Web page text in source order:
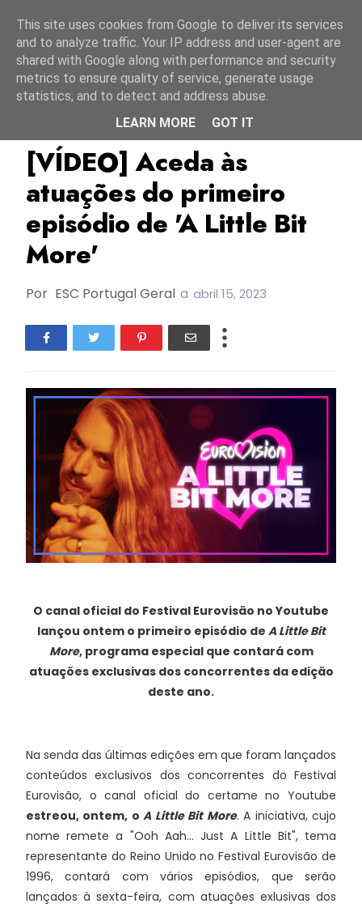
A Little Bit More ESC2023 TOP
[VÍDEO] Aceda às
atuações do primeiro
episódio de 'A Little Bit
More'
Por ESC Portugal Geral a abril 15, 2023
O canal oficial do Festival Eurovisão no Youtube
lançou ontem o primeiro episódio de A Little Bit
More, programa especial que contará com
atuações exclusivas dos concorrentes da edição
deste ano.
Na senda das últimas edições em que foram lançados
conteúdos exclusivos dos concorrentes do Festival
Eurovisão, o canal oficial do certame no Youtube
estreou, ontem, oA Little Bit More. A iniciativa, cujo
nome remete a "Ooh Aah... Just A Little Bit", tema
representante do Reino Unido no Festival Eurovisão de
1996, contará com vários episódios, que serão
lançados à sexta-feira, com atuações exlusivas dos
This site uses cookies from Google to deliver its services
and to analyze traffic. Your IP address and user-agent are
shared with Google along with performance and security
metrics to ensure quality of service, generate usage
statistics, and to detect and address abuse.
LEARN MORE
GOT IT